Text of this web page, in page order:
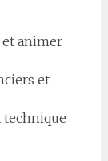
animer
et
technique